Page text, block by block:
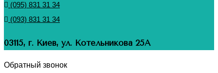
(095) 831 31 34
(093) 831 31 34
03115, г. Киев, ул. Котельникова 25А
Обратный звонок